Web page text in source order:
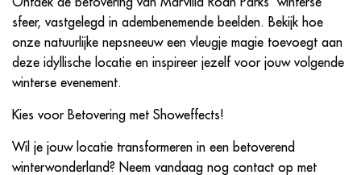
sfeer, vastgelegd in adembenemende beelden. Bekijk hoe
onze natuurlijke nepsneeuw een vleugje magie toevoegt aan
deze idyllische locatie en inspireer jezelf voor jouw volgende
winterse evenement.
Kies voor Betovering met Showeffects!
Wil je jouw locatie transformeren in een betoverend
winterwonderland? Neem vandaag nog contact op met